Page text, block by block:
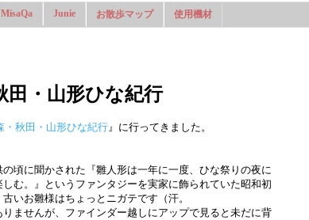
MisaQa Junie お散歩マップ 使用機材
・山形ひな紀行
秋田・山形ひな紀行 』に行ってきました。
頃に聞かされた『雛人形は一年に一度、ひな祭りの夜に
む。』というファンタジーを実家に飾られていた昭和初
いお雛様はちょっとニガテです（汗。
ませんが、ファインダー越しにアップで見ると未だに背